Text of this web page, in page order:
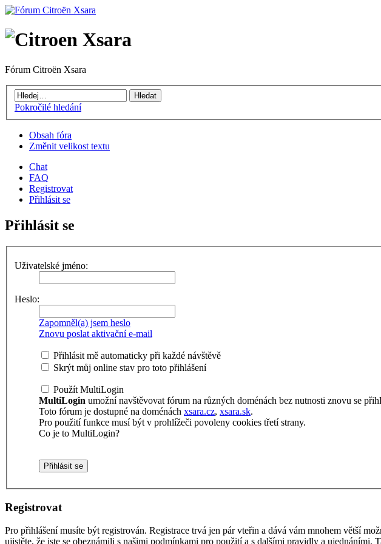
Fórum Citroën Xsara
Pokročilé hledání
Obsah fóra
Změnit velikost textu
Chat
FAQ
Registrovat
Přihlásit se
Přihlásit se
Uživatelské jméno:
Heslo:
Zapomněl(a) jsem heslo
Znovu poslat aktivační e-mail
Přihlásit mě automaticky při každé návštěvě
Skrýt můj online stav pro toto přihlášení
Použít MultiLogin
MultiLogin umožní navštěvovat fórum na různých doménách bez nutnosti znovu se
Toto fórum je dostupné na doménách xsara.cz, xsara.sk.
Pro použití funkce musí být v prohlížeči povoleny cookies třetí strany.
Co je to MultiLogin?
Registrovat
Pro přihlášení musíte být registrován. Registrace trvá jen pár vteřin a dává vám mnohem větší
ujistěte, že jste se obeznámili s našimi podmínkami pro použití a s dalšími pravidly a ujednáními.